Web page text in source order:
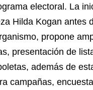
electoral. La
Hilda Kogan antes
propone
presentación de
además de
campañas,